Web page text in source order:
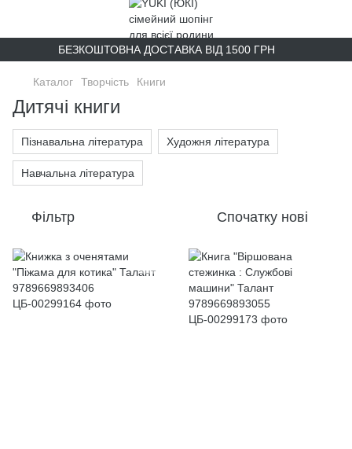
БЕЗКОШТОВНА ДОСТАВКА ВІД 1500 ГРН
Каталог Творчість Книги
Дитячі книги
Пізнавальна література Художня література
Навчальна література
Фільтр Спочатку нові